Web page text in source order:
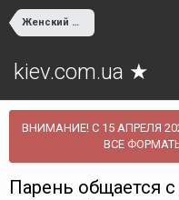
Женский форум
kiev.com.ua ★
ВНИМАНИЕ! С 15 АПРЕЛЯ
ВСЕ
Парень общается